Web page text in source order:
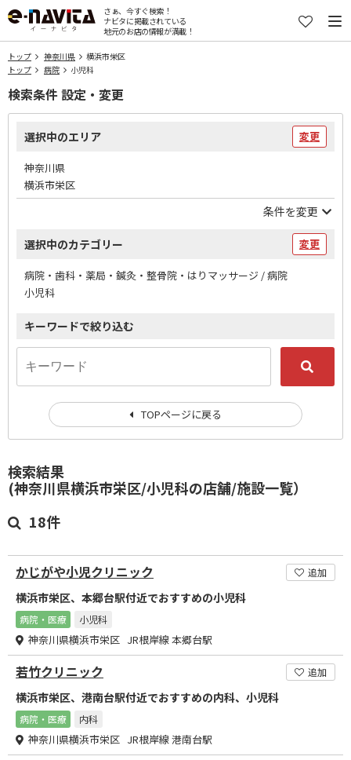
さぁ、今すぐ検索！
ナビタに掲載されている
地元のお店の情報が満載！
トップ 神奈川県
横浜市栄区
トップ
病院 小児科
検索結果
(神奈川県横浜市栄区/小児科の店舗/施設一覧）
18件
かじがや小児クリニック 追加
横浜市栄区、本郷台駅付近でおすすめの小児科
病院・医療 小児科
神奈川県横浜市栄区 JR根岸線 本郷台駅
若竹クリニック 追加
横浜市栄区、港南台駅付近でおすすめの内科、小児科
病院・医療 内科
神奈川県横浜市栄区 JR根岸線 港南台駅
検索条件 設定・変更
選択中のエリア 変更
神奈川県
横浜市栄区
条件を変更
選択中のカテゴリー 変更
病院・歯科・薬局・鍼灸・整骨院・はりマッサージ / 病院
小児科
キーワードで絞り込む
TOPページに戻る